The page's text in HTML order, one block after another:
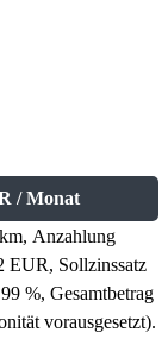
/ Monat
Anzahlung
EUR, Sollzinssatz
%, Gesamtbetrag
vorausgesetzt).